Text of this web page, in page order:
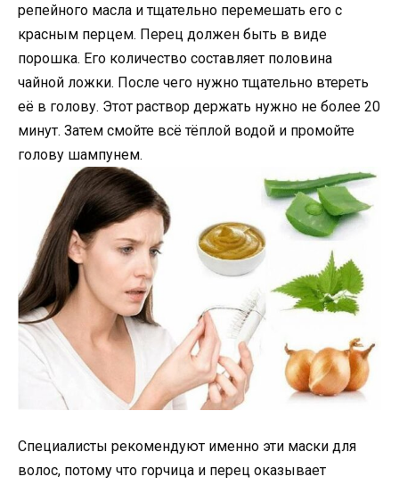
репейного масла и тщательно перемешать его с
красным перцем. Перец должен быть в виде
порошка. Его количество составляет половина
чайной ложки. После чего нужно тщательно втереть
её в голову. Этот раствор держать нужно не более 20
минут. Затем смойте всё тёплой водой и промойте
голову шампунем.
Специалисты рекомендуют именно эти маски для
волос, потому что горчица и перец оказывает